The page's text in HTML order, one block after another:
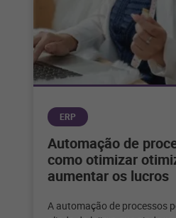
ERP
Automação de
como otimizar
aumentar os lucros
A automação de processos